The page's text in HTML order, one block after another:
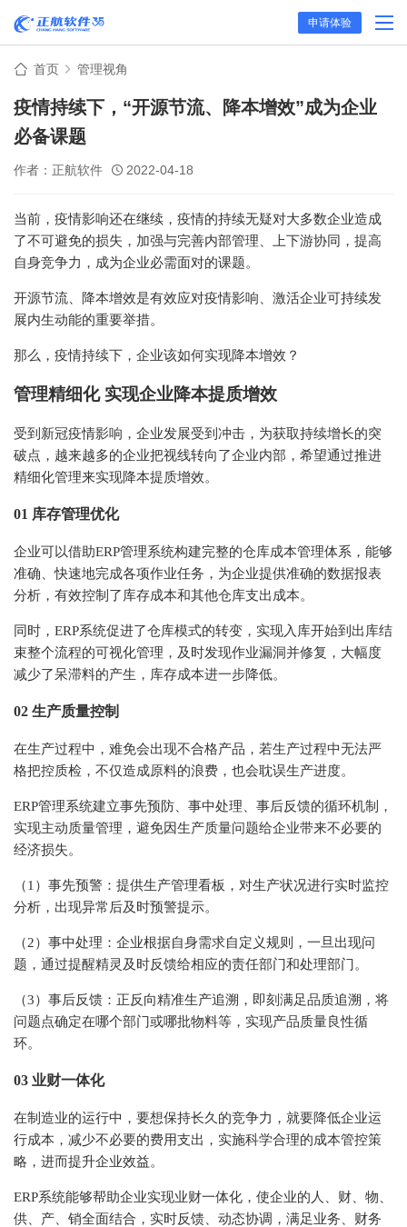
申请体验
首页 管理视角
疫情持续下，“开源节流、降本增效”成为企业
必备课题
作者：正航软件 2022-04-18
当前，疫情影响还在继续，疫情的持续无疑对大多数企业造成
了不可避免的损失，加强与完善内部管理、上下游协同，提高
自身竞争力，成为企业必需面对的课题。
开源节流、降本增效是有效应对疫情影响、激活企业可持续发
展内生动能的重要举措。
那么，疫情持续下，企业该如何实现降本增效？
管理精细化 实现企业降本提质增效
受到新冠疫情影响，企业发展受到冲击，为获取持续增长的突
破点，越来越多的企业把视线转向了企业内部，希望通过推进
精细化管理来实现降本提质增效。
01 库存管理优化
企业可以借助ERP管理系统构建完整的仓库成本管理体系，能够
准确、快速地完成各项作业任务，为企业提供准确的数据报表
分析，有效控制了库存成本和其他仓库支出成本。
同时，ERP系统促进了仓库模式的转变，实现入库开始到出库结
束整个流程的可视化管理，及时发现作业漏洞并修复，大幅度
减少了呆滞料的产生，库存成本进一步降低。
02 生产质量控制
在生产过程中，难免会出现不合格产品，若生产过程中无法严
格把控质检，不仅造成原料的浪费，也会耽误生产进度。
ERP管理系统建立事先预防、事中处理、事后反馈的循环机制，
实现主动质量管理，避免因生产质量问题给企业带来不必要的
经济损失。
（1）事先预警：提供生产管理看板，对生产状况进行实时监控
分析，出现异常后及时预警提示。
（2）事中处理：企业根据自身需求自定义规则，一旦出现问
题，通过提醒精灵及时反馈给相应的责任部门和处理部门。
（3）事后反馈：正反向精准生产追溯，即刻满足品质追溯，将
问题点确定在哪个部门或哪批物料等，实现产品质量良性循
环。
03 业财一体化
在制造业的运行中，要想保持长久的竞争力，就要降低企业运
行成本，减少不必要的费用支出，实施科学合理的成本管控策
略，进而提升企业效益。
ERP系统能够帮助企业实现业财一体化，使企业的人、财、物、
供、产、销全面结合，实时反馈、动态协调，满足业务、财务